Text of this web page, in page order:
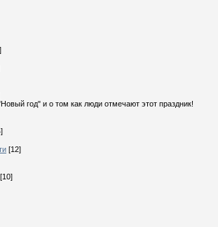
год" и о том как люди отмечают этот праздник!
[12]
[10]